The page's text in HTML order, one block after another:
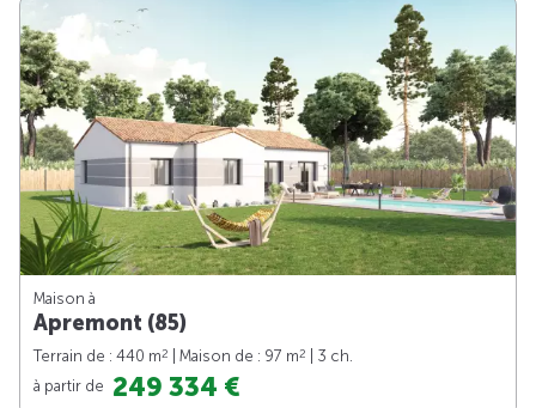
Maison à
Apremont (85)
Terrain de : 440 m2 | Maison de : 97 m2
| 3 ch.
à partir de 249 334 €